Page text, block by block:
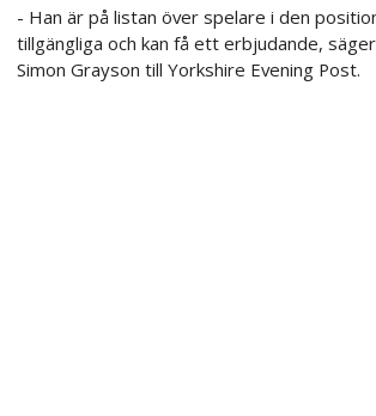
- Han är på listan över spelare i den
tillgängliga och kan få ett erbjudande,
Simon Grayson till Yorkshire Evening Post.